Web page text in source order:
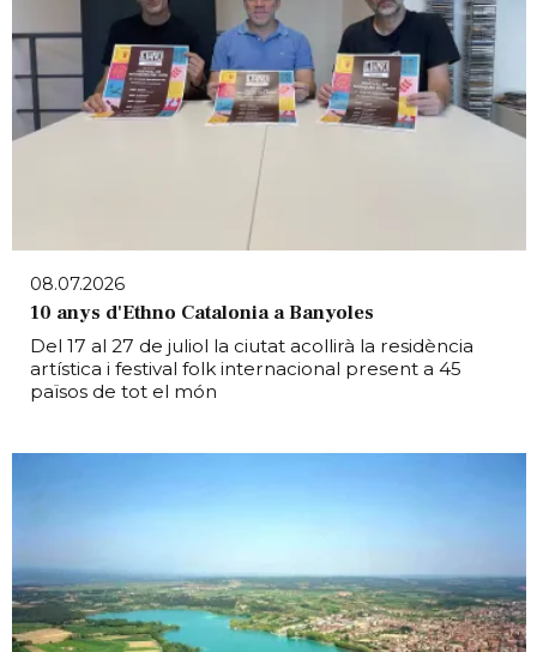
08.07.2026
10 anys d'Ethno Catalonia a Banyoles
Del 17 al 27 de juliol la ciutat acollirà la residència
artística i festival folk internacional present a 45
països de tot el món